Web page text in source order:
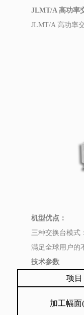
JLMT/A 高功率交
JLMT/A 高功率交
机型优点：
三种交换台模式：
满足全球用户的不
技术参数
项目
加工幅面